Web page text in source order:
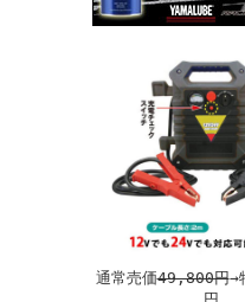
通常売価49,800円→